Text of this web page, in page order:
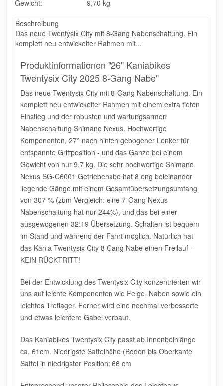
Gewicht:
9,70 kg
Beschreibung
Das neue Twentysix City mit 8-Gang Nabenschaltung. Ein
komplett neu entwickelter Rahmen mit...
Produktinformationen "26" Kaniabikes
Twentysix City 2025 8-Gang Nabe"
Das neue Twentysix City mit 8-Gang Nabenschaltung. Ein
komplett neu entwickelter Rahmen mit einem extra tiefen
Einstieg und der robusten und wartungsarmen
Nabenschaltung Shimano Nexus. Hochwertige
Komponenten, 27° nach hinten gebogener Lenker für
entspannte Griffposition - und das Ganze bei einem
Gewicht von nur 9,7 kg. Die sehr hochwertige Shimano
Nexus SG-C6001 Getriebenabe hat 8 eng beieinander
liegende Gänge mit einem Gesamtübersetzungsumfang
von 307 % (zum Vergleich: eine 7-Gang Nexus
Nabenschaltung hat nur 244%), und das bei einer
ausgewogenen 32:19 Übersetzung. Schalten ist bequem
im Stand und während der Fahrt möglich. Natürlich hat
das Kania Twentysix City 8 Gang Nabe einen Freilauf -
KEIN RÜCKTRITT!
Bei der Entwicklung des Twentysix City konzentrierten wir
uns auf leichte Komponenten wie Felge, Naben sowie ein
leichtes Tretlager. Ferner wird eine nochmal verbesserte
und etwas leichtere Gabel verbaut.
Das Kaniabikes Twentysix City passt ab Innenbeinlänge
ca. 61cm. Niedrigste Sattelhöhe (Boden bis Oberkante
Sattel in niedrigster Position: 66 cm